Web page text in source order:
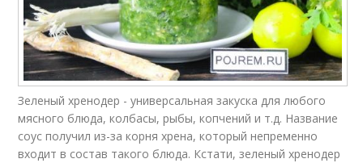
Зеленый хренодер - универсальная закуска для любого
мясного блюда, колбасы, рыбы, копчений и т.д. Название
соус получил из-за корня хрена, который непременно
входит в состав такого блюда. Кстати, зеленый хренодер